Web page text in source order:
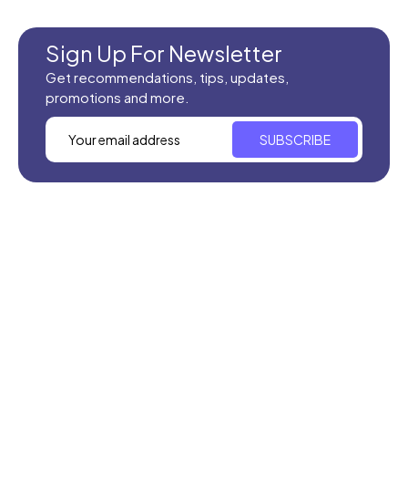
Sign Up For Newsletter
Get recommendations, tips, updates,
promotions and more.
SUBSCRIBE